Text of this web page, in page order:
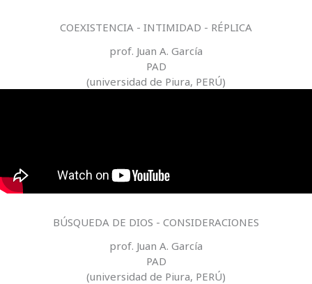
COEXISTENCIA - INTIMIDAD - RÉPLICA
prof. Juan A. García
PAD
(universidad de Piura, PERÚ)
BÚSQUEDA DE DIOS - CONSIDERACIONES
prof. Juan A. García
PAD
(universidad de Piura, PERÚ)